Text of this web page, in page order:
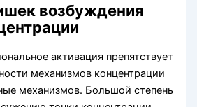
возбуждения
активация препятствует
механизмов концентрации
механизмов. Большой степень